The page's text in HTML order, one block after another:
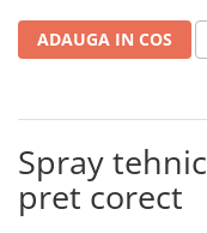
ADAUGA IN COS
Spray
pret corect